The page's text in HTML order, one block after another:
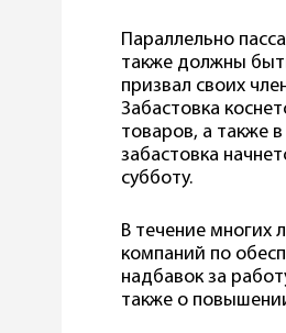
Параллельно
также должны
призвал своих
Забастовка
товаров, а также
забастовка
субботу.
В течение многих
компаний по
надбавок за
также о